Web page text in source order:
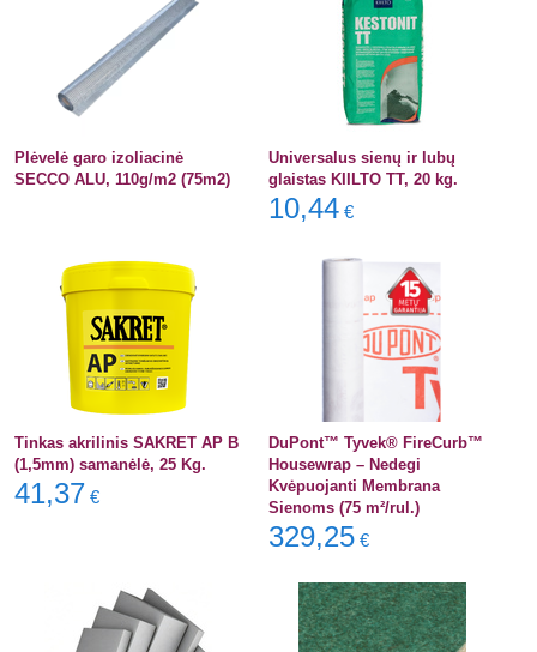
Plėvelė garo izoliacinė
SECCO ALU, 110g/m2 (75m2)
Universalus sienų ir lubų
glaistas KIILTO TT, 20 kg.
10,44 €
Tinkas akrilinis SAKRET AP B
(1,5mm) samanėlė, 25 Kg.
41,37 €
DuPont™ Tyvek® FireCurb™
Housewrap – Nedegi
Kvėpuojanti Membrana
Sienoms (75 m²/rul.)
329,25 €